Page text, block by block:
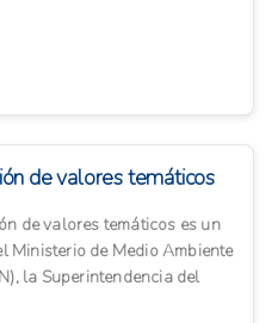
de valores temáticos
de valores temáticos es un
Ministerio de Medio Ambiente
la Superintendencia del